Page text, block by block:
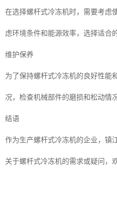
在选择螺杆式冷冻机时，需要考虑
虑环境条件和能源效率，选择适合
维护保养
为了保持螺杆式冷冻机的良好性能
况，检查机械部件的磨损和松动情况
结语
作为生产螺杆式冷冻机的企业，镇
关于螺杆式冷冻机的需求或疑问，